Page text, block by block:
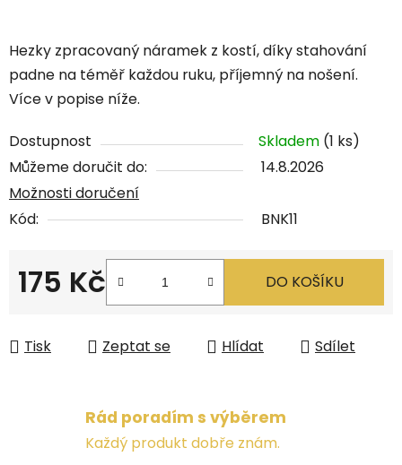
Hezky zpracovaný náramek z kostí, díky stahování
padne na téměř každou ruku, příjemný na nošení.
Více v popise níže.
Dostupnost Skladem (1 ks)
Můžeme doručit do:
14.8.2026
Možnosti doručení
Kód:
BNK11
175 Kč DO KOŠÍKU
Tisk Zeptat se Hlídat Sdílet
Rád poradím s výběrem
Každý produkt dobře znám.